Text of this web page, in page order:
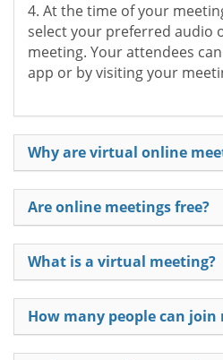
4. At the time of your
select your preferred audio
meeting. Your attendees
app or by visiting your
Why are virtual online
Are online meetings free?
What is a virtual meeting?
How many people can